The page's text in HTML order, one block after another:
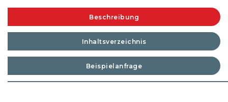
Beschreibung
Inhaltsverzeichnis
Beispielanfrage